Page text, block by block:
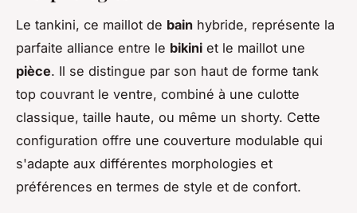
Le tankini, ce maillot de bain hybride, représente la
parfaite alliance entre le bikini et le maillot une
pièce. Il se distingue par son haut de forme tank
top couvrant le ventre, combiné à une culotte
classique, taille haute, ou même un shorty. Cette
configuration offre une couverture modulable qui
s'adapte aux différentes morphologies et
préférences en termes de style et de confort.